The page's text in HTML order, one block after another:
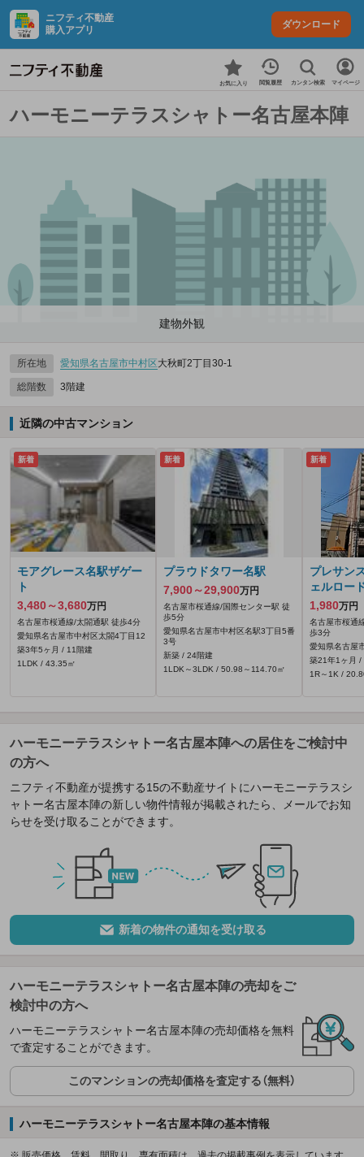
ニフティ不動産
購入アプリ
ダウンロード
お気に入り 閲覧履歴 カンタン検索 マイページ
ハーモニーテラスシャトー名古屋本陣
建物外観
所在地 愛知県名古屋市中村区大秋町2丁目30‐1
総階数 3階建
近隣の中古マンション
新着
モアグレース名駅ザゲー
ト
3,480～3,680万円
名古屋市桜通線/太閤通駅 徒歩4分
愛知県名古屋市中村区太閤4丁目12
築3年5ヶ月 / 11階建
1LDK / 43.35㎡
新着
プラウドタワー名駅
7,900～29,900万円
名古屋市桜通線/国際センター駅 徒
歩5分
愛知県名古屋市中村区名駅3丁目5番
3号
新築 / 24階建
1LDK～3LDK / 50.98～114.70㎡
新着
プレサン
ェルロー
1,980万円
名古屋市桜通
歩3分
愛知県名古屋
築21年1ヶ月 /
1R～1K /
ハーモニーテラスシャトー名古屋本陣への居住をご検討中
の方へ
ニフティ不動産が提携する15の不動産サイトにハーモニーテラスシ
ャトー名古屋本陣の新しい物件情報が掲載されたら、メールでお知
らせを受け取ることができます。
新着の物件の通知を受け取る
ハーモニーテラスシャトー名古屋本陣の売却をご
検討中の方へ
ハーモニーテラスシャトー名古屋本陣の売却価格を無料
で査定することができます。
このマンションの売却価格を査定する（無料）
ハーモニーテラスシャトー名古屋本陣の基本情報